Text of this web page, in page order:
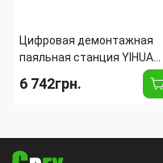
Цифровая демонтажная
паяльная станция YIHUA
выпаивания компонентов,
6 742грн.